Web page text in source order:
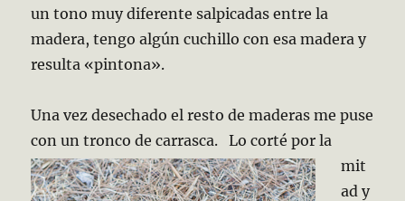
un tono muy diferente salpicadas entre la
madera, tengo algún cuchillo con esa madera y
resulta «pintona».
Una vez desechado el resto de maderas me puse
con un tronco de carrasca. Lo corté por la
mit
ad y